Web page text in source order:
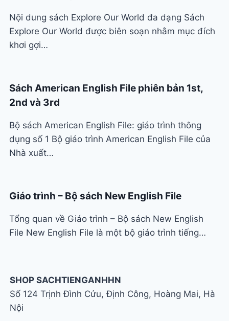
Nội dung sách Explore Our World đa dạng Sách
Explore Our World được biên soạn nhằm mục đích
khơi gợi…
Sách American English File phiên bản 1st,
2nd và 3rd
Bộ sách American English File: giáo trình thông
dụng số 1 Bộ giáo trình American English File của
Nhà xuất…
Giáo trình – Bộ sách New English File
Tổng quan về Giáo trình – Bộ sách New English
File New English File là một bộ giáo trình tiếng…
SHOP SACHTIENGANHHN
Số 124 Trịnh Đình Cửu, Định Công, Hoàng Mai, Hà
Nội